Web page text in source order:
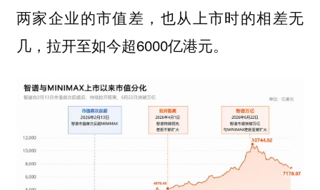
两家企业的市值差，也从上市时的相差无
几，拉开至如今超6000亿港元。